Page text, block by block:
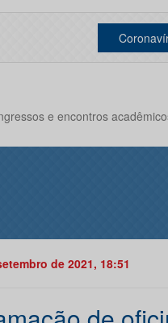
e encontros
de 2021, 18:51